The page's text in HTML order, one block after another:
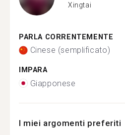
Xingtai
PARLA CORRENTEMENTE
Cinese (semplificato)
IMPARA
Giapponese
I miei argomenti preferiti